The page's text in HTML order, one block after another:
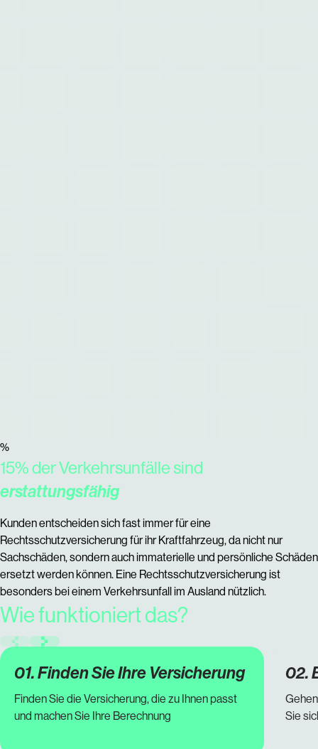
%
15% der Verkehrsunfälle sind
erstattungsfähig
Kunden entscheiden sich fast immer für eine
Rechtsschutzversicherung für ihr Kraftfahrzeug, da nicht nur
Sachschäden, sondern auch immaterielle und persönliche Schäden
ersetzt werden können. Eine Rechtsschutzversicherung ist
besonders bei einem Verkehrsunfall im Ausland nützlich.
Wie funktioniert das?
01. Finden Sie Ihre Versicherung
Finden Sie die Versicherung, die zu Ihnen passt
und machen Sie Ihre Berechnung
02.
Sie